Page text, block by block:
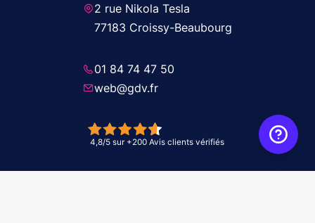
2 rue Nikola Tesla
77183 Croissy-Beaubourg
01 84 74 47 50
web@gdv.fr